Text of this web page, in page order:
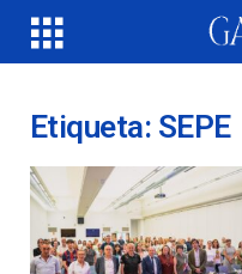
Etiqueta: SEPE